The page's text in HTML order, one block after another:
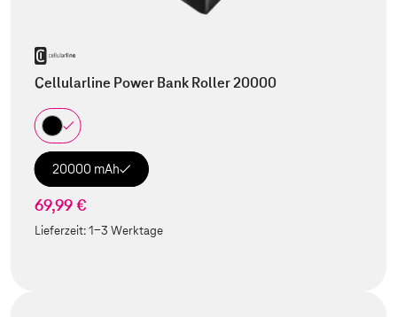
Cellularline Power Bank Roller 20000
20000 mAh
69,99 €
Lieferzeit:1-3 Werktage